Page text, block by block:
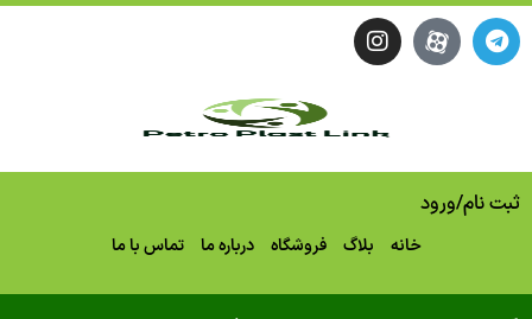
/ورود
بلاگ فروشگاه درباره ما تماس با ما